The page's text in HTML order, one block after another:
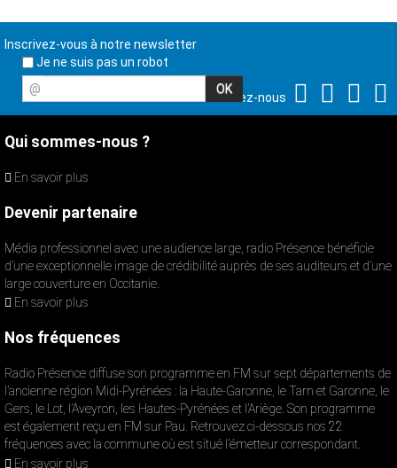
Inscrivez-vous à notre newsletter
Je ne suis pas un robot
@
Suivez-nous
Qui sommes-nous ?
En savoir plus
Devenir partenaire
Média professionnel avec une audience large, radio Présence bénéficie
d’une exceptionnelle image de crédibilité auprès de ses auditeurs et d’une
large couverture en Occitanie.
En savoir plus
Nos fréquences
Radio Présence diffuse son programme en FM sur sept départements de
l’ancienne région Midi-Pyrénées : la Haute-Garonne, le Tarn et Garonne, le
Gers, le Lot, l’Aveyron, les Hautes-Pyrénées et l’Ariège. Son programme
est également reçu en FM sur Pau. Retrouvez ci-dessous nos 22
fréquences avec la commune où est situé l’émetteur correspondant.
En savoir plus